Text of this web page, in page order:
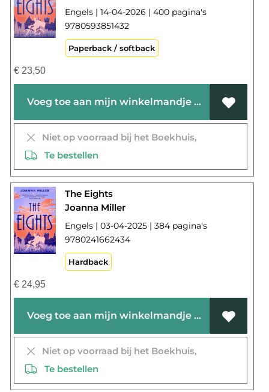
Engels | 14-04-2026 | 400 pagina's
9780593851432
Paperback / softback
€23,50
Voeg toe aan mijn winkelmandje
Niet op voorraad bij het Boekhuis,
Te bestellen
The Eights
Joanna Miller
Engels | 03-04-2025 | 384 pagina's
9780241662434
Hardback
€24,95
Voeg toe aan mijn winkelmandje
Niet op voorraad bij het Boekhuis,
Te bestellen